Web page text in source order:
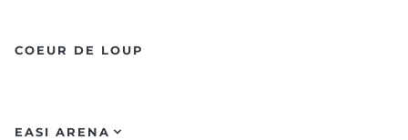
COEUR DE LOUP
EASI ARENA